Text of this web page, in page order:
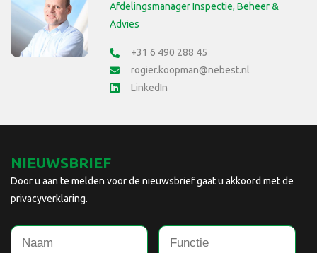
Afdelingsmanager Inspectie, Beheer &
Advies
+31 6 490 288 45
rogier.koopman@nebest.nl
LinkedIn
NIEUWSBRIEF
Door u aan te melden voor de nieuwsbrief gaat u akkoord met de
privacyverklaring.